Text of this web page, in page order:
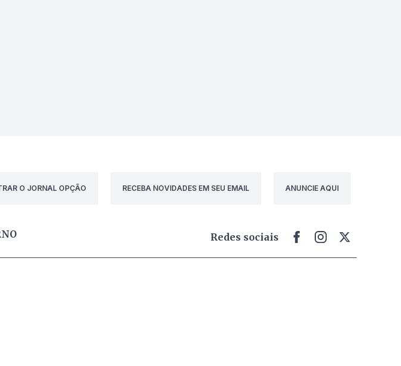
O JORNAL OPÇÃO
RECEBA NOVIDADES EM SEU EMAIL ANUNCIE AQUI
Redes sociais